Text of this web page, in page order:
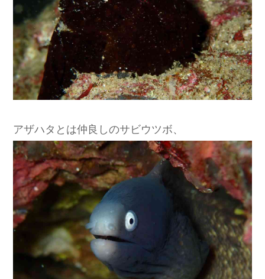
アザハタとは仲良しのサビウツボ、